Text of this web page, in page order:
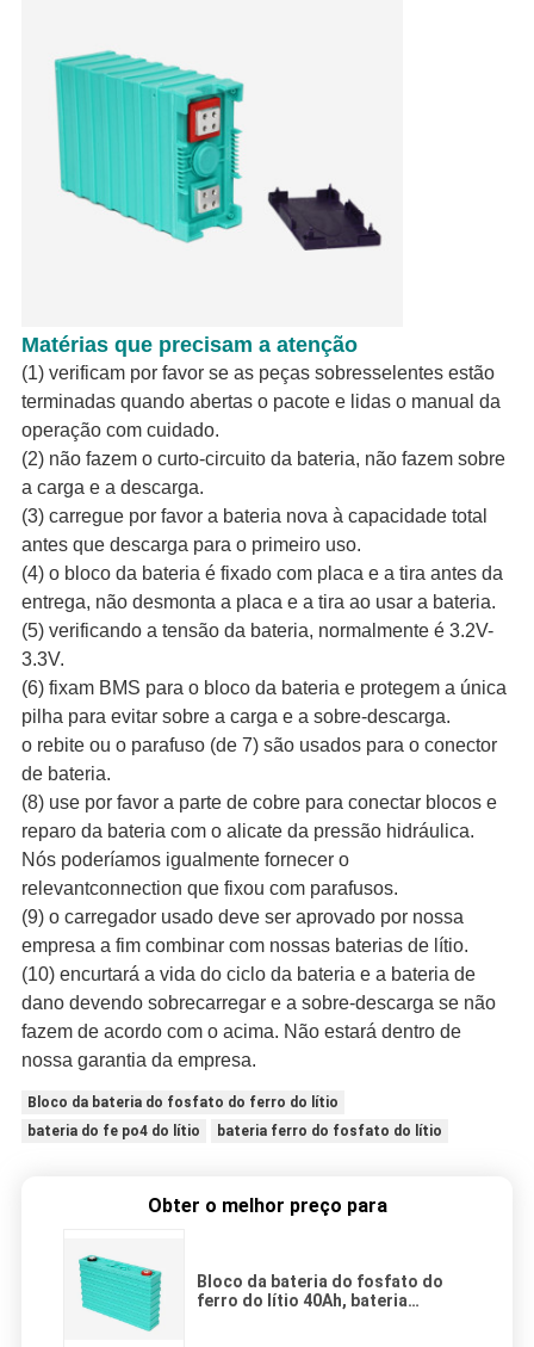
Matérias que precisam a atenção
(1) verificam por favor se as peças sobresselentes estão
terminadas quando abertas o pacote e lidas o manual da
operação com cuidado.
(2) não fazem o curto-circuito da bateria, não fazem sobre
a carga e a descarga.
(3) carregue por favor a bateria nova à capacidade total
antes que descarga para o primeiro uso.
(4) o bloco da bateria é fixado com placa e a tira antes da
entrega, não desmonta a placa e a tira ao usar a bateria.
(5) verificando a tensão da bateria, normalmente é 3.2V-
3.3V.
(6) fixam BMS para o bloco da bateria e protegem a única
pilha para evitar sobre a carga e a sobre-descarga.
o rebite ou o parafuso (de 7) são usados para o conector
de bateria.
(8) use por favor a parte de cobre para conectar blocos e
reparo da bateria com o alicate da pressão hidráulica.
Nós poderíamos igualmente fornecer o
relevantconnection que fixou com parafusos.
(9) o carregador usado deve ser aprovado por nossa
empresa a fim combinar com nossas baterias de lítio.
(10) encurtará a vida do ciclo da bateria e a bateria de
dano devendo sobrecarregar e a sobre-descarga se não
fazem de acordo com o acima. Não estará dentro de
nossa garantia da empresa.
Bloco da bateria do fosfato do ferro do lítio
bateria do fe po4 do lítio
bateria ferro do fosfato do lítio
Obter o melhor preço para
Bloco da bateria do fosfato do
ferro do lítio 40Ah, bateria